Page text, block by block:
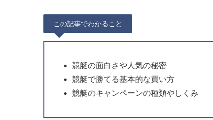
この記事でわかること
競艇の面白さや人気の秘密
競艇で勝てる基本的な買い方
競艇のキャンペーンの種類やしくみ